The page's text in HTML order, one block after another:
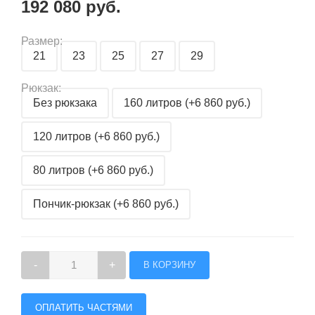
192 080 руб.
Размер:
21
23 25 27 29
Рюкзак:
Без рюкзака
160 литров (+6 860 руб.)
120 литров (+6 860 руб.)
80 литров (+6 860 руб.)
Пончик-рюкзак (+6 860 руб.)
- +
ОПЛАТИТЬ ЧАСТЯМИ